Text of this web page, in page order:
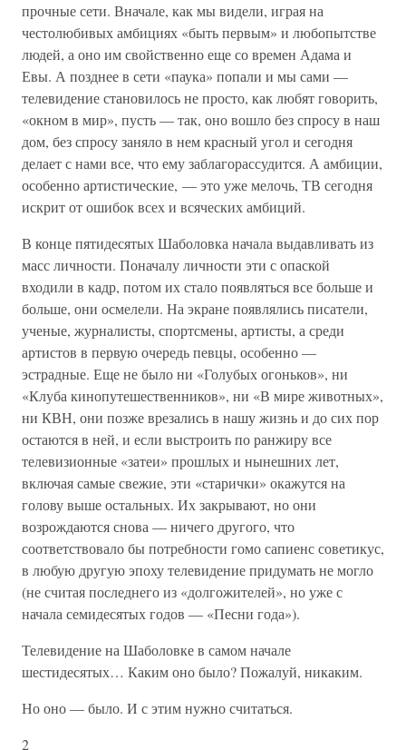
прочные сети. Вначале, как мы видели, играя на
честолюбивых амбициях «быть первым» и любопытстве
людей, а оно им свойственно еще со времен Адама и
Евы. А позднее в сети «паука» попали и мы сами —
телевидение становилось не просто, как любят говорить,
«окном в мир», пусть — так, оно вошло без спросу в наш
дом, без спросу заняло в нем красный угол и сегодня
делает с нами все, что ему заблагорассудится. А амбиции,
особенно артистические, — это уже мелочь, ТВ сегодня
искрит от ошибок всех и всяческих амбиций.
В конце пятидесятых Шаболовка начала выдавливать из
масс личности. Поначалу личности эти с опаской
входили в кадр, потом их стало появляться все больше и
больше, они осмелели. На экране появлялись писатели,
ученые, журналисты, спортсмены, артисты, а среди
артистов в первую очередь певцы, особенно —
эстрадные. Еще не было ни «Голубых огоньков», ни
«Клуба кинопутешественников», ни «В мире животных»,
ни КВН, они позже врезались в нашу жизнь и до сих пор
остаются в ней, и если выстроить по ранжиру все
телевизионные «затеи» прошлых и нынешних лет,
включая самые свежие, эти «старички» окажутся на
голову выше остальных. Их закрывают, но они
возрождаются снова — ничего другого, что
соответствовало бы потребности гомо сапиенс советикус,
в любую другую эпоху телевидение придумать не могло
(не считая последнего из «долгожителей», но уже с
начала семидесятых годов — «Песни года»).
Телевидение на Шаболовке в самом начале
шестидесятых… Каким оно было? Пожалуй, никаким.
Но оно — было. И с этим нужно считаться.
2